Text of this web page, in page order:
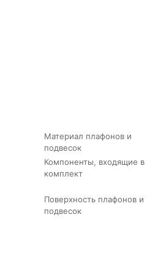
Материал плафонов и
подвесок
Компоненты, входящие в
комплект
Поверхность плафонов и
подвесок